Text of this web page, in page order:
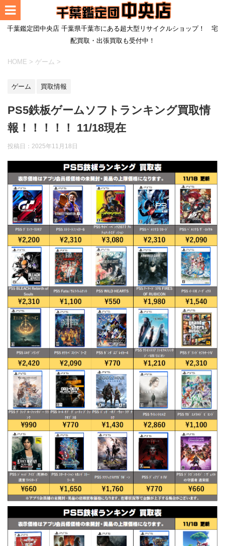
千葉鑑定団中央店 千葉県千葉市にある超大型リサイクルショップ！ 宅
配買取・出張買取も受付中！
HOME > ゲーム >
ゲーム 買取情報
PS5鉄板ゲームソフトランキング買取情
報！！！！！ 11/18現在
投稿日： 2025年11月18日